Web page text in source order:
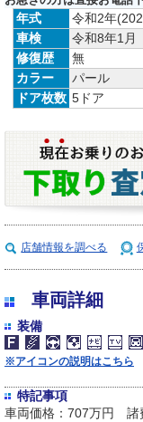
年式 令和2年
車検
令和8年1月
修復歴
無
カラー
パール
ドア枚数 5ドア
店舗情報を調べる
車両詳細
装備
※アイコンの説明はこちら
特記事項
車両価格：707万円 諸